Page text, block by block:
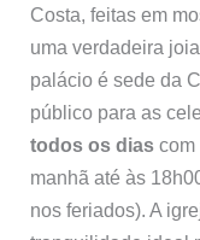
Costa, feitas em
uma verdadeira
palácio é sede da
público para as
todos os diascom
manhã até às
nos feriados). A